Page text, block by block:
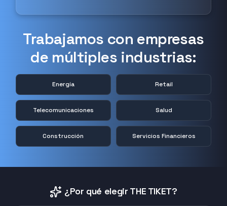
Trabajamos con empresas
de múltiples industrias:
Energía Retail
Telecomunicaciones Salud
Construcción Servicios Financieros
¿Por qué elegir THE TIKET?